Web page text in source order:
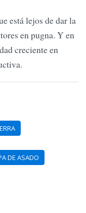
está lejos de dar la
en pugna. Y en
creciente en
DE ASADO